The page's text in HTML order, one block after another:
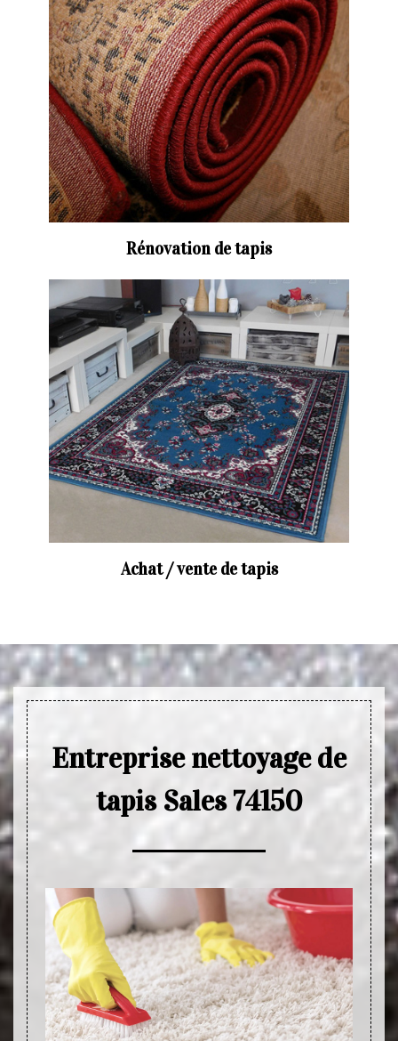
Rénovation de tapis
Achat / vente de tapis
Entreprise nettoyage de
tapis Sales 74150